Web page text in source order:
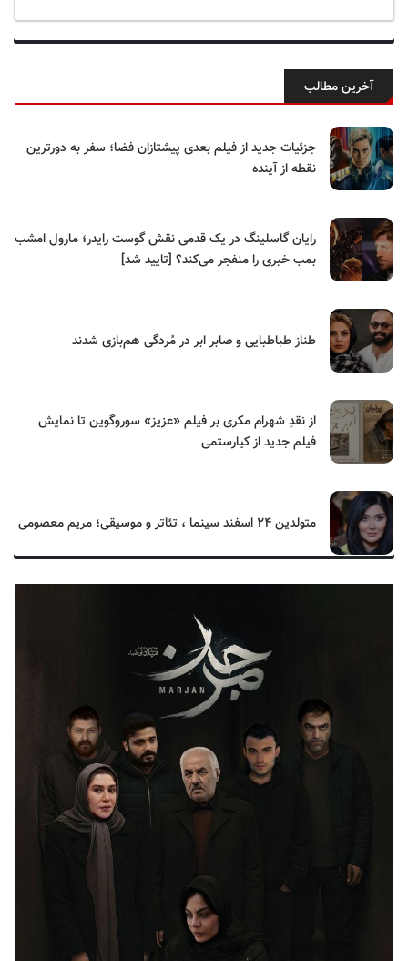
آخرین مطالب
جزئیات جدید از فیلم بعدی پیشتازان فضا؛ سفر به دورترین
نقطه از آینده
رایان گاسلینگ در یک قدمی نقش گوست رایدر؛ مارول امشب
بمب خبری را منفجر می‌کند؟ [تایید شد]
طناز طباطبایی و صابر ابر در مُردگی هم‌بازی شدند
از نقدِ شهرام مکری بر فیلم «عزیز» سوروگوین تا نمایش
فیلم جدید از کیارستمی
متولدین ۲۴ اسفند سینما ، تئاتر و موسیقی؛ مریم معصومی